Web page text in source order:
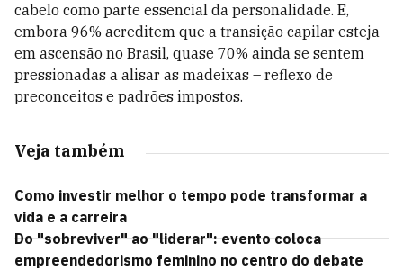
cabelo como parte essencial da personalidade. E,
embora 96% acreditem que a transição capilar esteja
em ascensão no Brasil, quase 70% ainda se sentem
pressionadas a alisar as madeixas – reflexo de
preconceitos e padrões impostos.
Veja também
Como investir melhor o tempo pode transformar a
vida e a carreira
Do "sobreviver" ao "liderar": evento coloca
empreendedorismo feminino no centro do debate